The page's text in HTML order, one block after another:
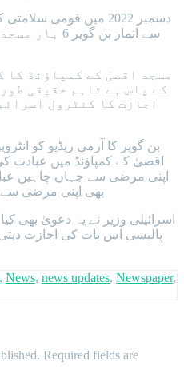
دسمبر 2022 میں قومی
سے اتمار بن
مسجد اقصیٰ کے کمپاؤنڈ کا
کے پاس ہے تاہم حقیقی
اجازت کا کنٹرول
بن گویر کا آرمی ریڈیو کو
اقصیٰ کے کمپاؤنڈ میں
اپنی مرضی سے جہاں چاہیں
بھی اپنی مرضی سے
اسرائیلی وزیر نے یہ دعویٰ بھی
پالیسی اس بات کی اجازت
, News, news updates, Newspaper,
Required fields are